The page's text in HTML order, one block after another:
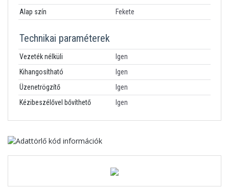
Alap szín Fekete
Technikai paraméterek
Vezeték nélküli
Igen
Kihangosítható
Igen
Üzenetrögzítő
Igen
Kézibeszélővel bővíthető
Igen